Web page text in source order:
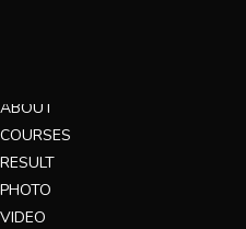
ABOUT
COURSES
RESULT
PHOTO
VIDEO